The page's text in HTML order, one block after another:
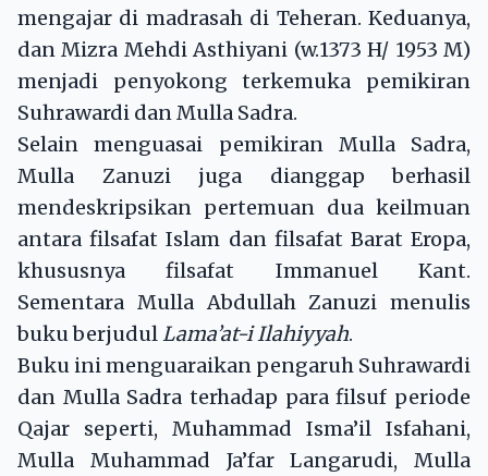
mengajar di madrasah di Teheran. Keduanya,
dan Mizra Mehdi Asthiyani (w.1373 H/ 1953 M)
menjadi penyokong terkemuka pemikiran
Suhrawardi dan Mulla Sadra.
Selain menguasai pemikiran Mulla Sadra,
Mulla Zanuzi juga dianggap berhasil
mendeskripsikan pertemuan dua keilmuan
antara filsafat Islam dan filsafat Barat Eropa,
khususnya filsafat Immanuel Kant.
Sementara Mulla Abdullah Zanuzi menulis
buku berjudulLama’at-i Ilahiyyah.
Buku ini menguaraikan pengaruh Suhrawardi
dan Mulla Sadra terhadap para filsuf periode
Qajar seperti, Muhammad Isma’il Isfahani,
Mulla Muhammad Ja’far Langarudi, Mulla